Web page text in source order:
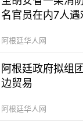
名官员在内7人遇
阿根廷华人网
阿根廷政府拟组
边贸易
阿根廷华人网